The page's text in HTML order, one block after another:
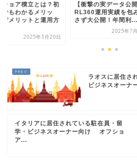
ショア積立とは？初
でもわかるメリッ
デメリットと運用方
2025年3月20日
【衝撃の実データ公開
RL360運用実績を包
さず大公開！年間利...
2025年7
ラオスに居住さ
ビジネスオー
イタリアに居住されている駐在員・留
学・ビジネスオーナー向け オフショ
ア...